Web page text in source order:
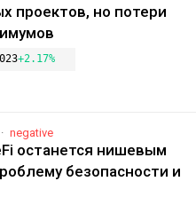
проектов, но потери
+2.17%
negative
останется нишевым
безопасности и